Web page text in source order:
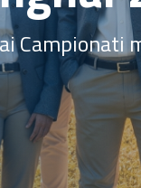
Campionati